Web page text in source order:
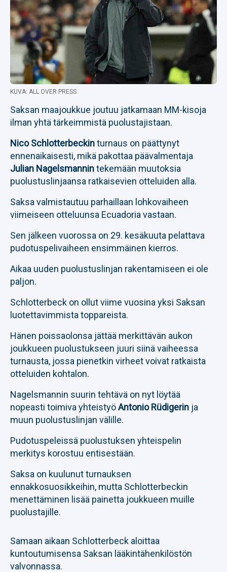
KUVA: ALL OVER PRESS
Saksan maajoukkue joutuu jatkamaan MM-kisoja
ilman yhtä tärkeimmistä puolustajistaan.
Nico Schlotterbeckinturnaus on päättynyt
ennenaikaisesti, mikä pakottaa päävalmentaja
Julian Nagelsmannintekemään muutoksia
puolustuslinjaansa ratkaisevien otteluiden alla.
Saksa valmistautuu parhaillaan lohkovaiheen
viimeiseen otteluunsa Ecuadoria vastaan.
Sen jälkeen vuorossa on 29. kesäkuuta pelattava
pudotuspelivaiheen ensimmäinen kierros.
Aikaa uuden puolustuslinjan rakentamiseen ei ole
paljon.
Schlotterbeck on ollut viime vuosina yksi Saksan
luotettavimmista toppareista.
Hänen poissaolonsa jättää merkittävän aukon
joukkueen puolustukseen juuri siinä vaiheessa
turnausta, jossa pienetkin virheet voivat ratkaista
otteluiden kohtalon.
Nagelsmannin suurin tehtävä on nyt löytää
nopeasti toimiva yhteistyöAntonio Rüdigerin ja
muun puolustuslinjan välille.
Pudotuspeleissä puolustuksen yhteispelin
merkitys korostuu entisestään.
Saksa on kuulunut turnauksen
ennakkosuosikkeihin, mutta Schlotterbeckin
menettäminen lisää painetta joukkueen muille
puolustajille.
Samaan aikaan Schlotterbeck aloittaa
kuntoutumisensa Saksan lääkintähenkilöstön
valvonnassa.